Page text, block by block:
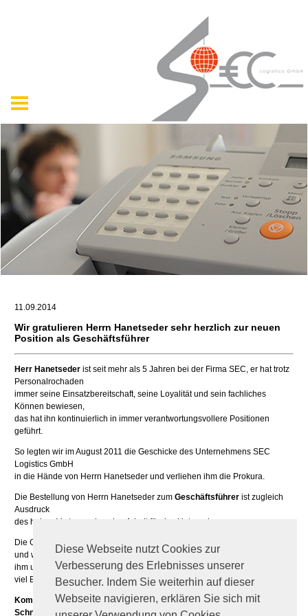
Diese Webseite nutzt Cookies zur
Verbesserung des Erlebnisses unserer
Besucher. Indem Sie weiterhin auf dieser
Webseite navigieren, erklären Sie sich mit
11.09.2014
Wir gratulieren Herrn Hanetseder sehr herzlich zur neuen
Position als Geschäftsführer
Herr Hanetseder ist seit mehr als 5 Jahren bei der Firma SEC, er hat trotz
Personalrochaden
immer seine Einsatzbereitschaft, seine Loyalität und sein fachliches
Können bewiesen,
das hat ihn kontinuierlich in immer verantwortungsvollere Positionen
geführt.
So legten wir im August 2011 die Geschicke des Unternehmens SEC
Logistics GmbH
in die Hände von Herrn Hanetseder und verliehen ihm die Prokura.
Die Bestellung von Herrn Hanetseder zum Geschäftsführer ist zugleich
Ausdruck
des hohen Vertrauen in seine Arbeit für das Unternehmen.
Die Geschäftsführung gratuliert Herrn Gerhard Hanetseder sehr herzlich
und wünscht
ihm und seinem erfolgreichen, kompetenten Team weiterhin alles gute und
viel Erfolg.
KommR. Alfred Schneckenreither Mag. Wolfgang
Schneckenreither